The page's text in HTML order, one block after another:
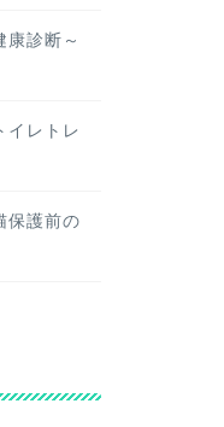
診断～
レトレ
護前の